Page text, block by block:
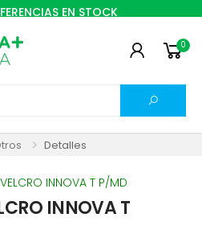
EN STOCK
menu 0
Detalles
INNOVA T